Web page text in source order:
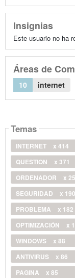
Insignias
Este usuario no ha
Áreas de
10 internet
Temas
INTERNET
x 414
QUESTION
x 371
ORDENADOR
x
SEGURIDAD
x 190
PROBLEMA
x 182
OPTIMIZACIÓN
x
WINDOWS
x 88
ANTIVIRUS
x 86
PAGINA
x 85